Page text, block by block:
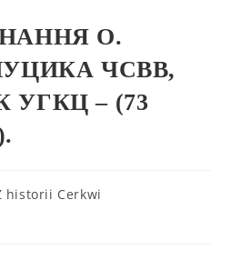
О.
ЧСВВ,
– (73
historii Cerkwi